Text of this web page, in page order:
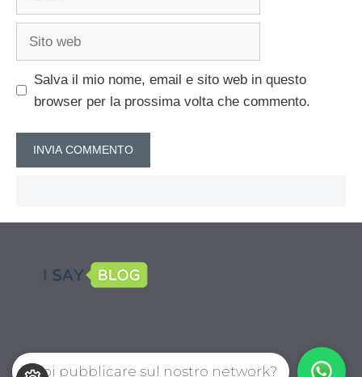
Salva il mio nome, email e sito web in questo
browser per la prossima volta che commento.
Vuoi pubblicare sul nostro network?